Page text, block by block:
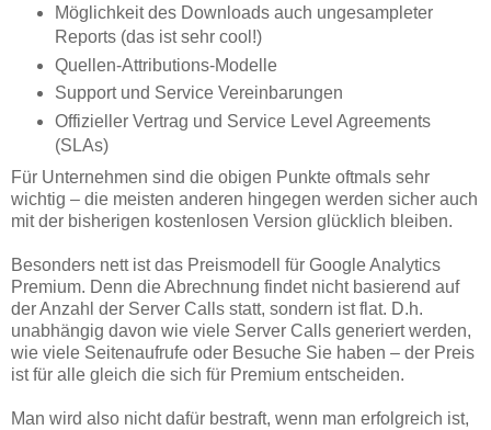
Möglichkeit des Downloads auch ungesampleter
Reports (das ist sehr cool!)
Quellen-Attributions-Modelle
Support und Service Vereinbarungen
Offizieller Vertrag und Service Level Agreements
(SLAs)
Für Unternehmen sind die obigen Punkte oftmals sehr
wichtig – die meisten anderen hingegen werden sicher auch
mit der bisherigen kostenlosen Version glücklich bleiben.
Besonders nett ist das Preismodell für Google Analytics
Premium. Denn die Abrechnung findet nicht basierend auf
der Anzahl der Server Calls statt, sondern ist flat. D.h.
unabhängig davon wie viele Server Calls generiert werden,
wie viele Seitenaufrufe oder Besuche Sie haben – der Preis
ist für alle gleich die sich für Premium entscheiden.
Man wird also nicht dafür bestraft, wenn man erfolgreich ist,